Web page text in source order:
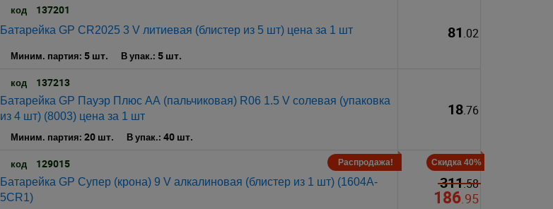
код 137201
Батарейка GP CR2025 3 V литиевая (блистер из 5 шт) цена за 1 шт
Миним. партия: 5 шт. В упак.: 5 шт.
81.02
код 137213
Батарейка GP Пауэр Плюс АА (пальчиковая) R06 1.5 V солевая (упаковка
из 4 шт) (8003) цена за 1 шт
Миним. партия: 20 шт. В упак.: 40 шт.
18.76
код 129015
Батарейка GP Супер (крона) 9 V алкалиновая (блистер из 1 шт) (1604A-
5CR1)
Распродажа! Скидка 40%
311.58
186 .95